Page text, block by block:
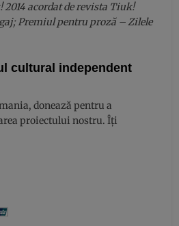
2014 acordat de revista Tiuk!
Premiul pentru proză – Zilele
cultural independent
donează pentru a
proiectului nostru. Îți